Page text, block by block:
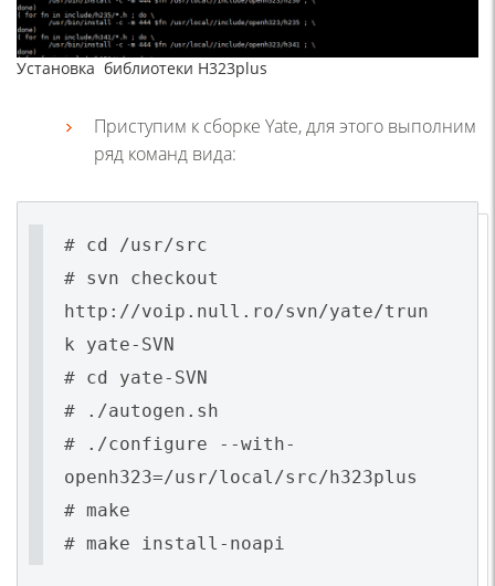
Установка библиотеки H323plus
Приступим к сборке Yate, для этого выполним
ряд команд вида:
# cd /usr/src
# svn checkout
http://voip.null.ro/svn/yate/trun
k yate-SVN
# cd yate-SVN
# ./autogen.sh
# ./configure --with-
openh323=/usr/local/src/h323plus
# make
# make install-noapi